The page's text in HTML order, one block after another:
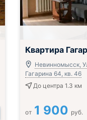
Квартира
Невинномысск,
Гагарина 64, кв. 46
До центра 1.3 км
от 1 900 руб.